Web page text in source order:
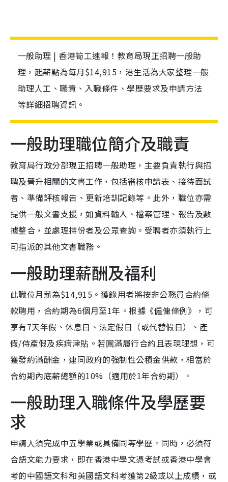
一般助理 | 香港筍工速報！教育局現正招聘一般助
理，起薪點為每月$14,915，港生活為大家整理一般
助理人工、職責、入職條件、學歷要求及申請方法
等詳細招聘資訊。
一般助理職位簡介及職責
教育局行政分部現正招聘一般助理，主要負責執行與招
聘及晉升相關的文書工作，包括審核申請表、接待面試
者、準備評核報告、更新培訓記錄等。此外，職位亦需
提供一般文書支援，如資料輸入、檔案管理、報告及數
據整合，並處理持份者及公眾查詢。受聘者亦須執行上
司指派的其他文書職務。
一般助理薪酬及福利
此職位月薪為$14,915。獲錄用者將按非公務員合約條
款聘用，合約期為6個月至1年。根據《僱傭條例》，可
享有7天年假、休息日、法定假日（或代替假日）、產
假/侍產假及疾病津貼。若圓滿履行合約且表現理想，可
獲發約滿酬金，連同政府的強制性公積金供款，相當於
合約期內底薪總額的10%（適用於1年合約期）。
一般助理入職條件及學歷要
求
申請人須完成中五學業或具備同等學歷。同時，必須符
合語文能力要求，即在香港中學文憑考試或香港中學會
考的中國語文科和英國語文科考獲第2級或以上成績，或